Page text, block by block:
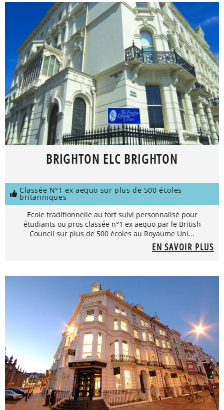
BRIGHTON ELC BRIGHTON
Classée N°1 ex aequo sur plus de 500 écoles
britanniques
Ecole traditionnelle au fort suivi personnalisé pour
étudiants ou pros classée n°1 ex aequo par le British
Council sur plus de 500 écoles au Royaume Uni...
EN SAVOIR PLUS